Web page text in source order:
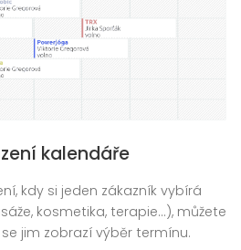
kalendáře
kdy si jeden zákazník vybírá
kosmetika, terapie...), můžete
jim zobrazí výběr termínu.